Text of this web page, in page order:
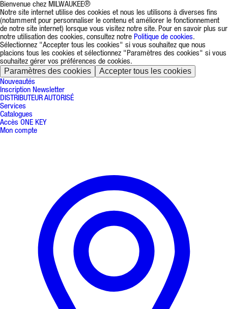
Bienvenue chez MILWAUKEE®
Notre site internet utilise des cookies et nous les utilisons à diverses fins
(notamment pour personnaliser le contenu et améliorer le fonctionnement
de notre site internet) lorsque vous visitez notre site. Pour en savoir plus sur
notre utilisation des cookies, consultez notre Politique de cookies.
Sélectionnez "Accepter tous les cookies" si vous souhaitez que nous
placions tous les cookies et sélectionnez "Paramètres des cookies" si vous
souhaitez gérer vos préférences de cookies.
Paramètres des cookies Accepter tous les cookies
Nouveautés
Inscription Newsletter
DISTRIBUTEUR AUTORISÉ
Services
Catalogues
Accès ONE KEY
Mon compte